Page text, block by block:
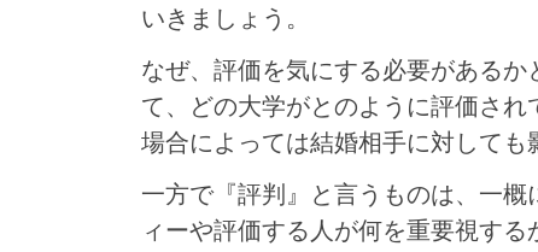
いきましょう。
なぜ、評価を気にする必要がある
て、どの大学がとのように評価され
場合によっては結婚相手に対しても
一方で『評判』と言うものは、一
ィーや評価する人が何を重要視する